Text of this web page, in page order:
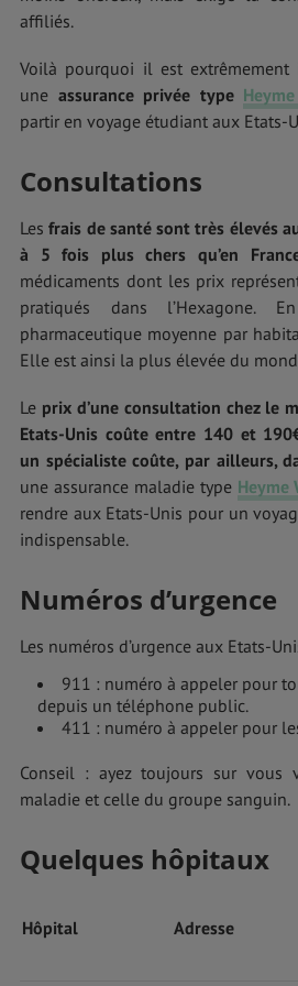
affiliés.
Voilà pourquoi il est extrêmement
une assurance privée type
partir en voyage étudiant aux Etats-
Consultations
Lesfrais de santé sont très élevés
à 5 fois plus chers qu’en
médicaments dont les prix
pratiqués dans l’Hexagone.
pharmaceutique moyenne par
Elle est ainsi la plus élevée du
Le prix d’une consultation chez le
Etats-Unis coûte entre 140 et
un spécialiste coûte, par ailleurs,
une assurance maladie type Heyme
rendre aux Etats-Unis pour un
indispensable.
Numéros d’urgence
Les numéros d’urgence aux Etats-
911 : numéro à appeler pour
depuis un téléphone public.
411 : numéro à appeler pour
Conseil : ayez toujours sur vous
maladie et celle du groupe sanguin.
Quelques hôpitaux
Hôpital Adresse